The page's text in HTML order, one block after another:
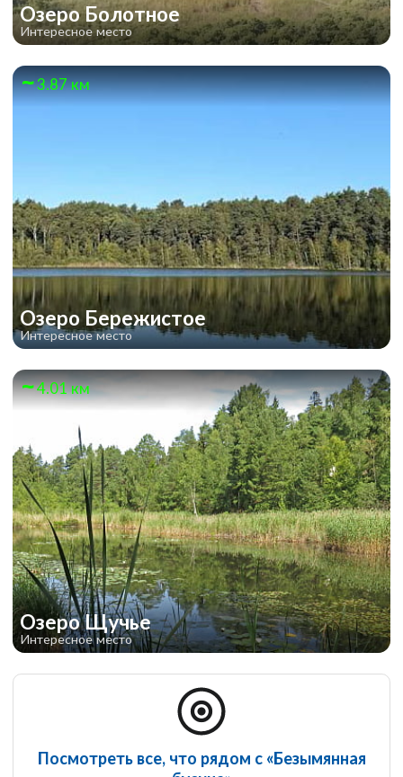
Озеро Болотное
Интересное место
3.87 км
Озеро Бережистое
Интересное место
4.01 км
Озеро Щучье
Интересное место
Посмотреть все, что рядом с «Безымянная